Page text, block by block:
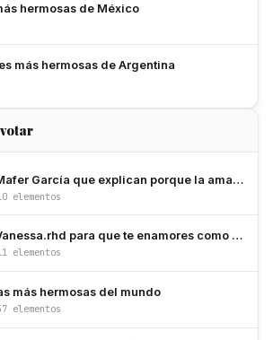
hermosas de México
más hermosas de Argentina
García que explican porque la amamos
elementos
para que te enamores como nosotros
elementos
más hermosas del mundo
elementos